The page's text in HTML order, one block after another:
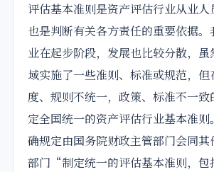
评估基本准则是资产评估行业从业人
也是判断有关各方责任的重要依据。
业在起步阶段，发展也比较分散，
域实施了一些准则、标准或规范，
度、规则不统一，政策、标准不一
定全国统一的资产评估行业基本准则
确规定由国务院财政主管部门会同
部门“制定统一的评估基本准则，包